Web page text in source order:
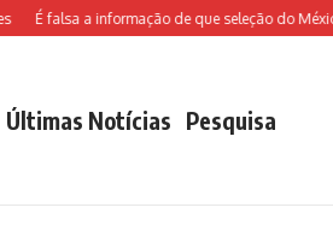
falsa a informação de que seleção do México
Últimas Notícias Pesquisa